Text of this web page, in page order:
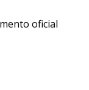
oficial